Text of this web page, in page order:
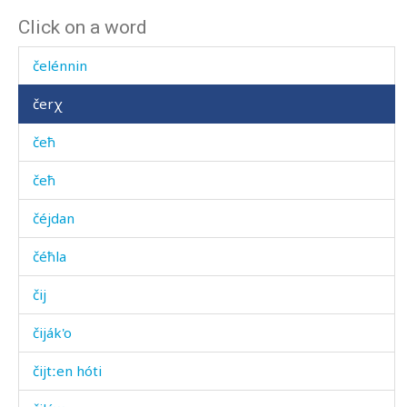
Click on a word
čejláʁ
čelénnin
čerχ
čeħ
čeħ
čéjdan
čéħla
čij
čiják'o
čijtːen hóti